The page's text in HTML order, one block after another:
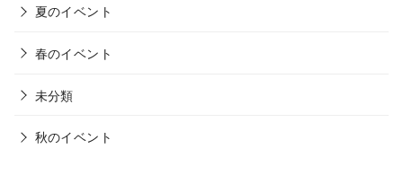
夏のイベント
春のイベント
未分類
秋のイベント